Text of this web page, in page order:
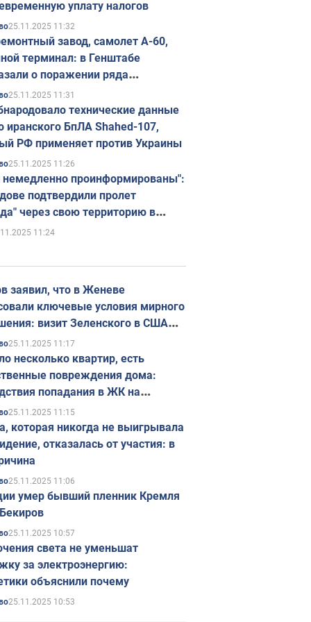
уплату налогов
25.11.2025 11:32
завод, самолет А-60,
терминал: в Генштабе
о поражении ряда
объектов России
25.11.2025 11:31
технические данные
иранского БпЛА Shahed-107,
РФ применяет против Украины
25.11.2025 11:26
проинформированы":
подтвердили пролет
через свою территорию в
11:24
заявил, что в Женеве
ключевые условия мирного
визит Зеленского в США
в ноябре
25.11.2025 11:17
несколько квартир, есть
повреждения дома:
попадания в ЖК на
в Киеве. Фото
25.11.2025 11:15
которая никогда не выигрывала
отказалась от участия: в
25.11.2025 11:06
умер бывший пленник Кремля
25.11.2025 10:57
света не уменьшат
за электроэнергию:
объяснили почему
25.11.2025 10:53